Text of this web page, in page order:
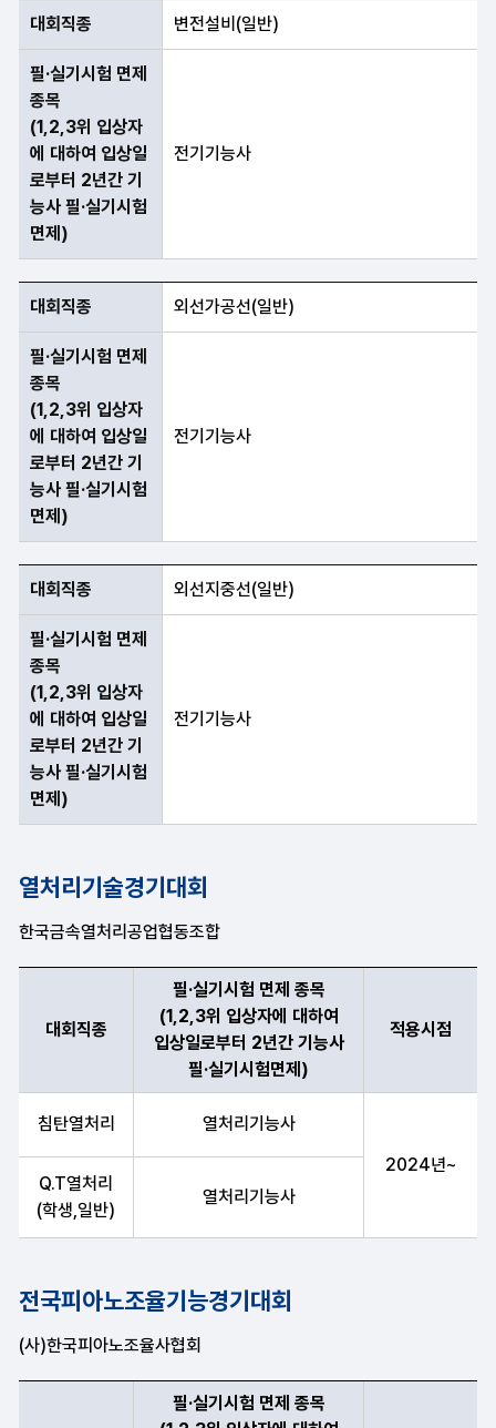
대회직종 변전설비(일반)
필·실기시험 면제
종목
(1,2,3위 입상자
에 대하여 입상일
로부터 2년간 기
능사 필·실기시험
면제)
전기기능사
대회직종 외선가공선(일반)
필·실기시험 면제
종목
(1,2,3위 입상자
에 대하여 입상일
로부터 2년간 기
능사 필·실기시험
면제)
전기기능사
대회직종 외선지중선(일반)
필·실기시험 면제
종목
(1,2,3위 입상자
에 대하여 입상일
로부터 2년간 기
능사 필·실기시험
면제)
전기기능사
열처리기술경기대회
한국금속열처리공업협동조합
대회직종
필·실기시험 면제 종목
(1,2,3위 입상자에 대하여
입상일로부터 2년간 기능사
필·실기시험면제)
적용시점
침탄열처리
열처리기능사
2024년~
Q.T열처리
(학생,일반)
열처리기능사
전국피아노조율기능경기대회
(사)한국피아노조율사협회
필·실기시험 면제 종목